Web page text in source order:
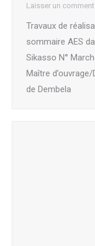
Laisser un
Travaux de
sommaire AES
Sikasso N°
Maître
de Dembela